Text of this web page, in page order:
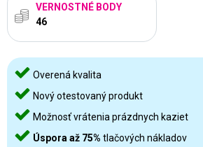
VERNOSTNÉ BODY
46
Overená kvalita
Nový otestovaný produkt
Možnosť vrátenia prázdnych kaziet
Úspora až 75% tlačových nákladov